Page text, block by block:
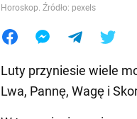
Horoskop. Źródło: pexels
Luty przyniesie wiele
Lwa, Pannę, Wagę i